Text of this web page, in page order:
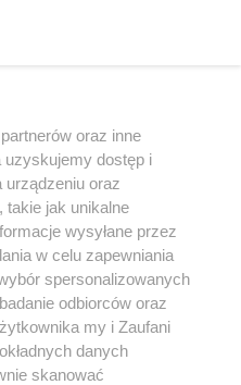
letniego Wojtusia.
z kombajnem
oraz inne
uzyskujemy dostęp i
urządzeniu oraz
takie jak unikalne
wysyłane przez
w celu zapewniania
spersonalizowanych
odbiorców oraz
my i Zaufani
danych
skanować